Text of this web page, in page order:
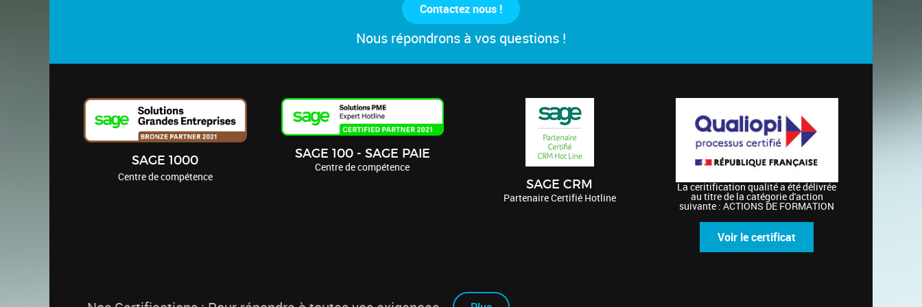
Contactez nous !
Nous répondrons à vos questions !
SAGE 1000
Centre de compétence
SAGE 100 - SAGE PAIE
Centre de compétence
SAGE CRM
Partenaire Certifié Hotline
La ceritification qualité a été délivrée
au titre de la catégorie d'action
suivante : ACTIONS DE FORMATION
Voir le certificat